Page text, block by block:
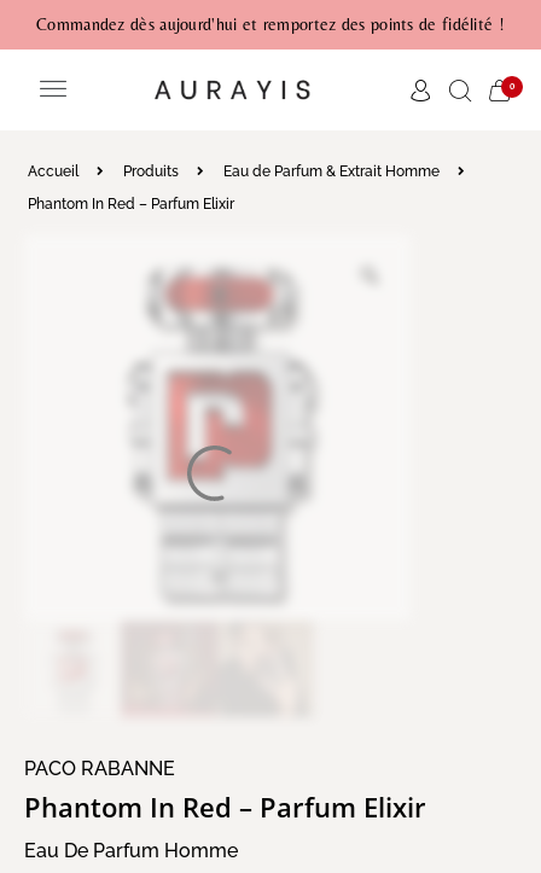
Commandez dès aujourd'hui et remportez des points de fidélité !
0
Accueil Produits
Eau de Parfum & Extrait Homme
Phantom In Red – Parfum Elixir
PACO RABANNE
Phantom In Red – Parfum Elixir
Eau De Parfum Homme